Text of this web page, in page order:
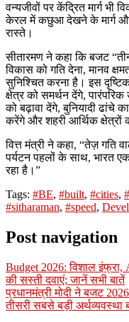
वन्यजीवों पर केंद्रित मार्ग
केरल में कछुआ देखने के मार्ग
रास्ते।
सीतारमण ने कहा कि बजट
विकास को गति देना, मानव
सुनिश्चित करना है। इस
क्षेत्र को समर्थन देंगे, पारंपरिक
को बढ़ावा देंगे, बुनियादी ढांचे
करेंगे और शहरी आर्थिक क्षेत्रों
वित्त मंत्री ने कहा, “तेज़ गति
पर्यटन पहलों के साथ, भारत
रहा है।”
Tags: #BE, #built, #cities,
#sitharaman, #speed,
Post navigation
Budget 2026: विशाल इंफ्रा,
की सस्ती दवाएं; जानें सभी बातें
प्रधानमंत्री मोदी ने बजट
तीसरी सबसे बड़ी अर्थव्यवस्था